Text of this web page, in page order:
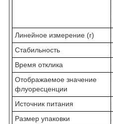
Линейное измерение (r)
Стабильность
Время отклика
Отображаемое значение
флуоресценции
Источник питания
Размер упаковки